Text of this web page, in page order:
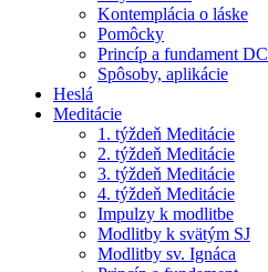
Kontemplácia o láske
Pomôcky
Princíp a fundament DC
Spôsoby, aplikácie
Heslá
Meditácie
1. týždeň Meditácie
2. týždeň Meditácie
3. týždeň Meditácie
4. týždeň Meditácie
Impulzy k modlitbe
Modlitby k svätým SJ
Modlitby sv. Ignáca